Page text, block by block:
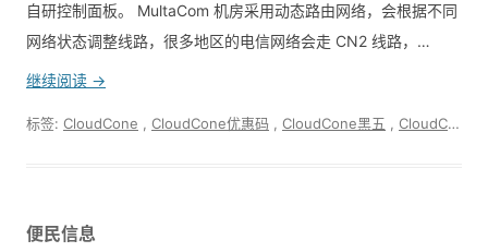
自研控制面板。 Mul­ta­Com 机房采用动态路由网络，会根据不同
网络状态调整线路，很多地区的电信网络会走 CN2 线路，…
继续阅读 →
标签: CloudCone CloudCone优惠码 CloudCone黑五 CloudCone黑五优惠
便民信息